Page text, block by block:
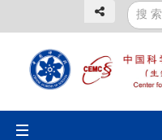
Toggle